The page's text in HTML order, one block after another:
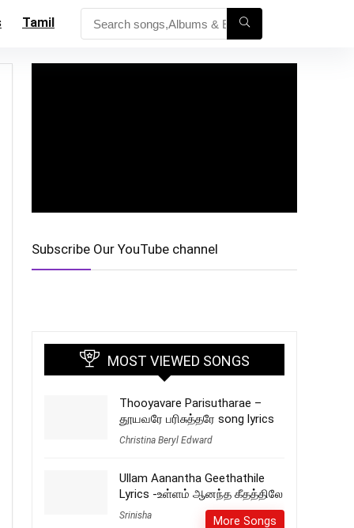
Tamil
Subscribe Our YouTube channel
MOST VIEWED SONGS
Thooyavare Parisutharae –
தூயவரே பரிசுத்தரே song lyrics
Christina Beryl Edward
Ullam Aanantha Geethathile
Lyrics -உள்ளம் ஆனந்த கீதத்திலே
Srinisha More Songs